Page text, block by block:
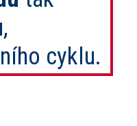
,
cyklu.